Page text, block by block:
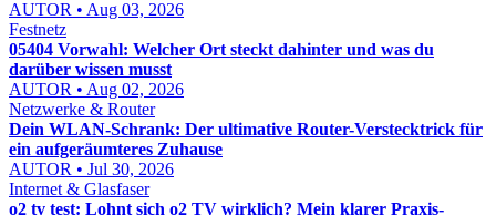
AUTOR • Aug 03, 2026
Festnetz
05404 Vorwahl: Welcher Ort steckt dahinter und was du
darüber wissen musst
AUTOR • Aug 02, 2026
Netzwerke & Router
Dein WLAN-Schrank: Der ultimative Router-Verstecktrick für
ein aufgeräumteres Zuhause
AUTOR • Jul 30, 2026
Internet & Glasfaser
o2 tv test: Lohnt sich o2 TV wirklich? Mein klarer Praxis-